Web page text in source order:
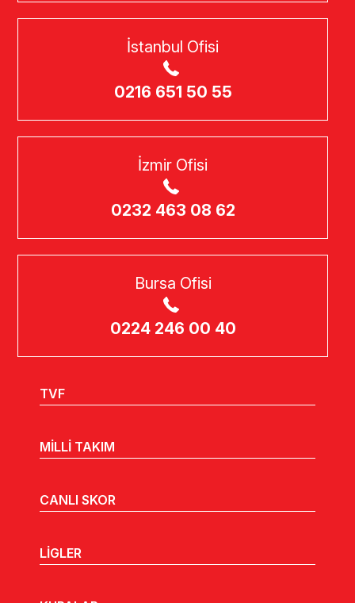
İstanbul Ofisi
0216 651 50 55
İzmir Ofisi
0232 463 08 62
Bursa Ofisi
0224 246 00 40
TVF
MİLLİ TAKIM
CANLI SKOR
LİGLER